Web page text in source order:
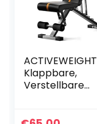
ACTIVEWEIGHT
Klappbare,
Verstellbare